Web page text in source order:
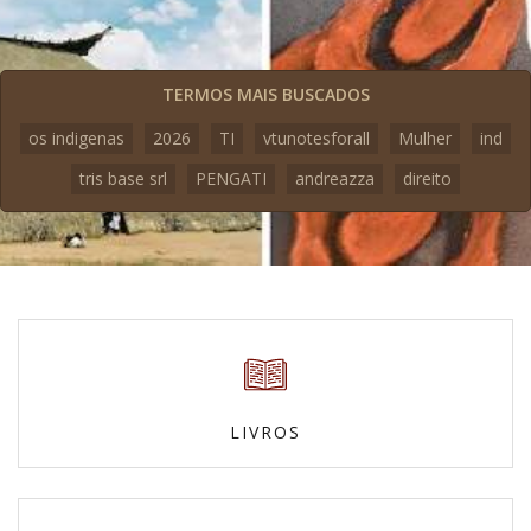
TERMOS MAIS BUSCADOS
os indigenas
2026 TI vtunotesforall Mulher
ind
tris base srl
PENGATI andreazza direito
LIVROS